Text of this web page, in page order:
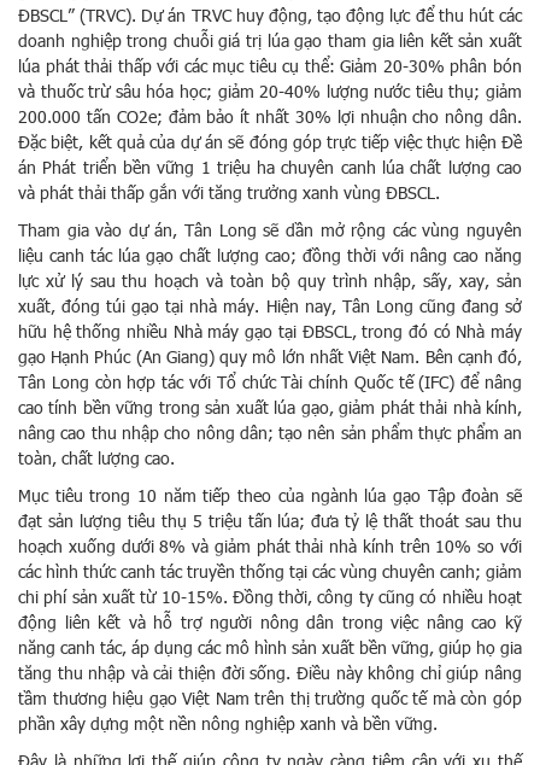
ĐBSCL” (TRVC). Dự án TRVC huy động, tạo động lực để thu hút các
doanh nghiệp trong chuỗi giá trị lúa gạo tham gia liên kết sản xuất
lúa phát thải thấp với các mục tiêu cụ thể: Giảm 20-30% phân bón
và thuốc trừ sâu hóa học; giảm 20-40% lượng nước tiêu thụ; giảm
200.000 tấn CO2e; đảm bảo ít nhất 30% lợi nhuận cho nông dân.
Đặc biệt, kết quả của dự án sẽ đóng góp trực tiếp việc thực hiện Đề
án Phát triển bền vững 1 triệu ha chuyên canh lúa chất lượng cao
và phát thải thấp gắn với tăng trưởng xanh vùng ĐBSCL.
Tham gia vào dự án, Tân Long sẽ dần mở rộng các vùng nguyên
liệu canh tác lúa gạo chất lượng cao; đồng thời với nâng cao năng
lực xử lý sau thu hoạch và toàn bộ quy trình nhập, sấy, xay, sản
xuất, đóng túi gạo tại nhà máy. Hiện nay, Tân Long cũng đang sở
hữu hệ thống nhiều Nhà máy gạo tại ĐBSCL, trong đó có Nhà máy
gạo Hạnh Phúc (An Giang) quy mô lớn nhất Việt Nam. Bên cạnh đó,
Tân Long còn hợp tác với Tổ chức Tài chính Quốc tế (IFC) để nâng
cao tính bền vững trong sản xuất lúa gạo, giảm phát thải nhà kính,
nâng cao thu nhập cho nông dân; tạo nên sản phẩm thực phẩm an
toàn, chất lượng cao.
Mục tiêu trong 10 năm tiếp theo của ngành lúa gạo Tập đoàn sẽ
đạt sản lượng tiêu thụ 5 triệu tấn lúa; đưa tỷ lệ thất thoát sau thu
hoạch xuống dưới 8% và giảm phát thải nhà kính trên 10% so với
các hình thức canh tác truyền thống tại các vùng chuyên canh; giảm
chi phí sản xuất từ 10-15%. Đồng thời, công ty cũng có nhiều hoạt
động liên kết và hỗ trợ người nông dân trong việc nâng cao kỹ
năng canh tác, áp dụng các mô hình sản xuất bền vững, giúp họ gia
tăng thu nhập và cải thiện đời sống. Điều này không chỉ giúp nâng
tầm thương hiệu gạo Việt Nam trên thị trường quốc tế mà còn góp
phần xây dựng một nền nông nghiệp xanh và bền vững.